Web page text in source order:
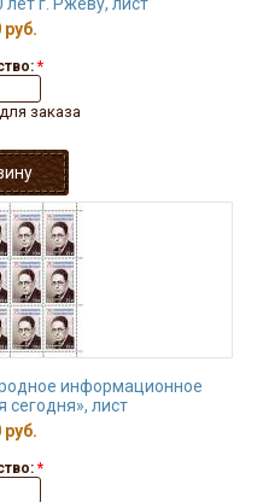
руб.
*
заказа
информационное
сегодня», лист
руб.
*